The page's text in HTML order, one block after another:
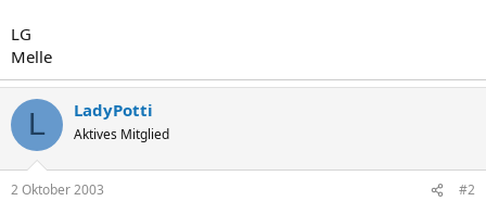
LG
Melle
L LadyPotti
Aktives Mitglied
2 Oktober 2003 #2